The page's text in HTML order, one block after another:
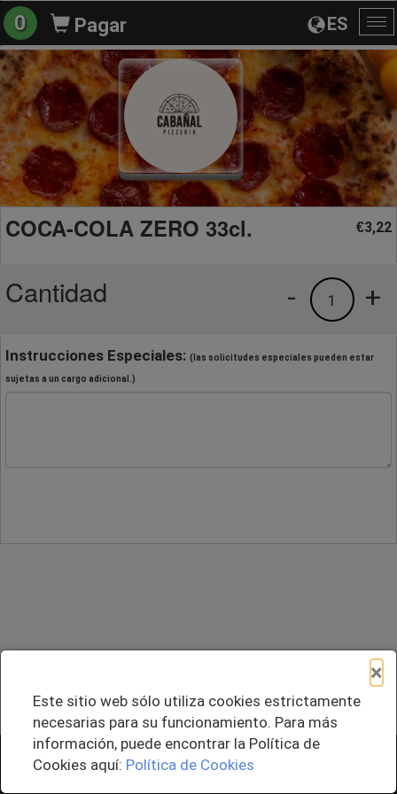
ES
0 Pagar
COCA-COLA ZERO 33cl. €3,22
Cantidad +
1
-
Instrucciones Especiales: (las solicitudes especiales pueden estar
sujetas a un cargo adicional.)
+ Agregar al Pedido
×
Este sitio web sólo utiliza cookies estrictamente
necesarias para su funcionamiento. Para más
información, puede encontrar la Política de
Cookies aquí: Política de Cookies